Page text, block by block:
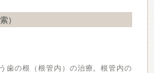
）
歯の根（根管内）の治療。根管内の